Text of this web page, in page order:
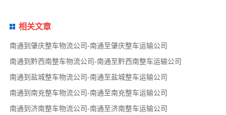
相关文章
南通到肇庆整车物流公司-南通至肇庆整车运输公司
南通到黔西南整车物流公司-南通至黔西南整车运输公司
南通到盐城整车物流公司-南通至盐城整车运输公司
南通到南充整车物流公司-南通至南充整车运输公司
南通到济南整车物流公司-南通至济南整车运输公司